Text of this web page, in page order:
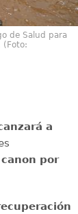
de Salud para
(Foto:
a
por